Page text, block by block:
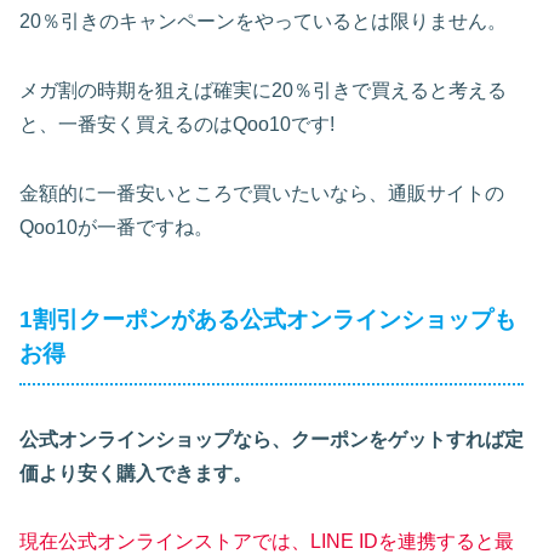
20％引きのキャンペーンをやっているとは限りません。
メガ割の時期を狙えば確実に20％引きで買えると考える
と、一番安く買えるのはQoo10です!
金額的に一番安いところで買いたいなら、通販サイトの
Qoo10が一番ですね。
1割引クーポンがある公式オンラインショップも
お得
公式オンラインショップなら、クーポンをゲットすれば定
価より安く購入できます。
現在公式オンラインストアでは、LINE IDを連携すると最